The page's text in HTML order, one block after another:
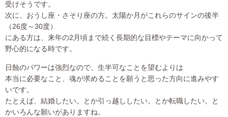
受けそうです。
次に、おうし座・さそり座の方。太陽か月がこれらのサインの後半
（26度～30度）
にある方は、来年の2月頃まで続く長期的な目標やテーマに向かって
野心的になる時です。
日蝕のパワーは強烈なので、生半可なことを望むよりは
本当に必要なこと、魂が求めることを願うと思った方向に進みやす
いです。
たとえば、結婚したい。とか引っ越ししたい。とか転職したい。と
かいろんな願いがありますね。